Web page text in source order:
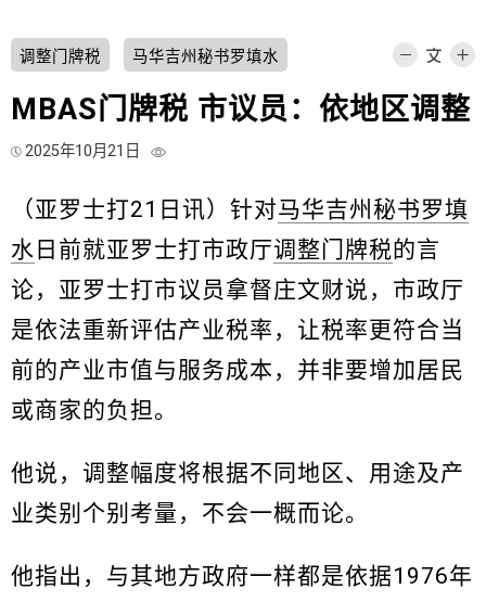
调整门牌税 马华吉州秘书罗填水
MBAS门牌税 市议员：依地区调整
2025年10月21日
（亚罗士打21日讯）针对马华吉州秘书罗填
水 日前就亚罗士打市政厅调整门牌税的言
论，亚罗士打市议员拿督庄文财说，市政厅
是依法重新评估产业税率，让税率更符合当
前的产业市值与服务成本，并非要增加居民
或商家的负担。
他说，调整幅度将根据不同地区、用途及产
业类别个别考量，不会一概而论。
他指出，与其地方政府一样都是依据1976年